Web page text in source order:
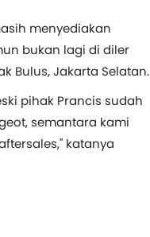
menyediakan
bukan lagi di diler
Bulus, Jakarta Selatan.
pihak Prancis sudah
semantara kami
katanya